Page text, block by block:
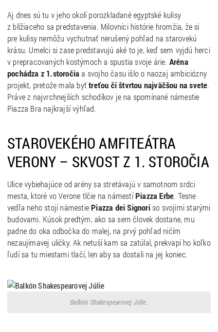
Aj dnes sú tu v jeho okolí porozkladané egyptské kulisy
z blížiaceho sa predstavenia. Milovníci histórie hromžia, že si
pre kulisy nemôžu vychutnať nerušený pohľad na starovekú
krásu. Umelci si zase predstavujú aké to je, keď sem vyjdú herci
v prepracovaných kostýmoch a spustia svoje árie. Aréna
pochádza z 1.storočiaa svojho času išlo o naozaj ambiciózny
projekt, pretože mala byťtreťou či štvrtou najväčšou na svete.
Práve z najvrchnejších schodíkov je na spomínané námestie
Piazza Bra najkrajší výhľad.
STAROVEKÉHO AMFITEÁTRA
VERONY – SKVOST Z 1. STOROČIA
Ulice vybiehajúce od arény sa stretávajú v samotnom srdci
mesta, ktoré vo Verone tlčie na námestíPiazza Erbe. Tesne
vedľa neho stojí námestie Piazza dei Signoriso svojimi starými
budovami. Kúsok predtým, ako sa sem človek dostane, mu
padne do oka odbočka do malej, na prvý pohľad ničím
nezaujímavej uličky. Ak netuší kam sa zatúlal, prekvapí ho koľko
ľudí sa tu miestami tlačí, len aby sa dostali na jej koniec.
Balkón Shakespearovej Júlie.